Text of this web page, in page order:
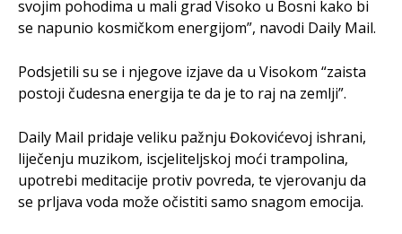
svojim pohodima u mali grad Visoko u Bosni kako bi
se napunio kosmičkom energijom”, navodi Daily Mail.
Podsjetili su se i njegove izjave da u Visokom “zaista
postoji čudesna energija te da je to raj na zemlji”.
Daily Mail pridaje veliku pažnju Đokovićevoj ishrani,
liječenju muzikom, iscjeliteljskoj moći trampolina,
upotrebi meditacije protiv povreda, te vjerovanju da
se prljava voda može očistiti samo snagom emocija.